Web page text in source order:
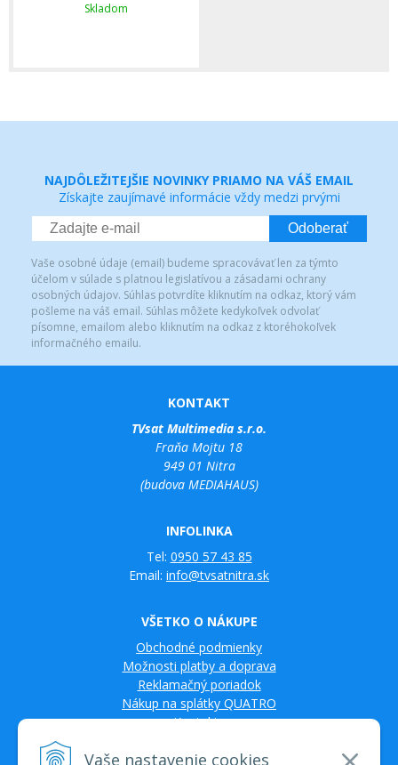
Vaše nastavenie cookies
Skladom
NAJDÔLEŽITEJŠIE NOVINKY PRIAMO NA VÁŠ EMAIL
Získajte zaujímavé informácie vždy medzi prvými
Odoberať
Vaše osobné údaje (email) budeme spracovávať len za týmto
účelom v súlade s platnou legislatívou a zásadami ochrany
osobných údajov. Súhlas potvrdíte kliknutím na odkaz, ktorý vám
pošleme na váš email. Súhlas môžete kedykoľvek odvolať
písomne, emailom alebo kliknutím na odkaz z ktoréhokoľvek
informačného emailu.
KONTAKT
TVsat Multimedia s.r.o.
Fraňa Mojtu 18
949 01 Nitra
(budova MEDIAHAUS)
INFOLINKA
Tel: 0950 57 43 85
Email: info@tvsatnitra.sk
VŠETKO O NÁKUPE
Obchodné podmienky
Možnosti platby a doprava
Reklamačný poriadok
Nákup na splátky QUATRO
Kontakty